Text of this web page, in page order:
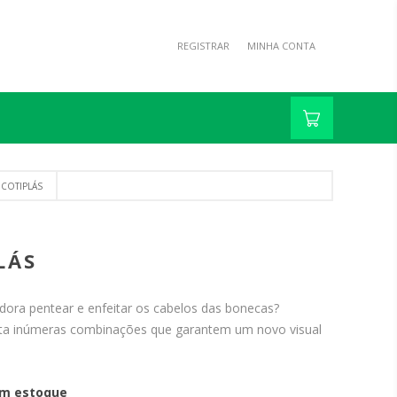
REGISTRAR MINHA CONTA
pentear e enfeitar os cabelos das bonecas?
inúmeras combinações que garantem um novo visual
estoque